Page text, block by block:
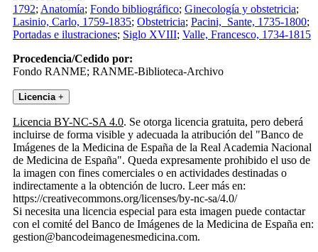
1792; Anatomía; Fondo bibliográfico; Ginecología y obstetricia;
Lasinio, Carlo, 1759-1835; Obstetricia; Pacini, Sante, 1735-1800;
Portadas e ilustraciones; Siglo XVIII; Valle, Francesco, 1734-1815
Procedencia/Cedido por:
Fondo RANME; RANME-Biblioteca-Archivo
Licencia +
Licencia BY-NC-SA 4.0. Se otorga licencia gratuita, pero deberá
incluirse de forma visible y adecuada la atribución del "Banco de
Imágenes de la Medicina de España de la Real Academia Nacional
de Medicina de España". Queda expresamente prohibido el uso de
la imagen con fines comerciales o en actividades destinadas o
indirectamente a la obtención de lucro. Leer más en:
https://creativecommons.org/licenses/by-nc-sa/4.0/
Si necesita una licencia especial para esta imagen puede contactar
con el comité del Banco de Imágenes de la Medicina de España en:
gestion@bancodeimagenesmedicina.com.